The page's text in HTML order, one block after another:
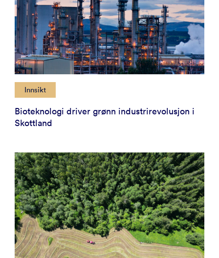
Innsikt
Bioteknologi driver grønn industrirevolusjon i
Skottland